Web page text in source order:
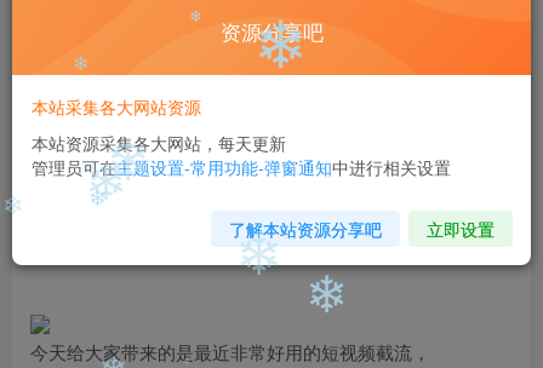
此内容为付费阅读，请付费后查看
黄金会员免费
您暂无购买权限，请先开通会员
开通会员
今天给大家带来的是最近非常好用的短视频截流，
资源分享吧
本站采集各大网站资源
本站资源采集各大网站，每天更新
管理员可在主题设置-常用功能-弹窗通知中进行相关设置
了解本站资源分享吧 立即设置
❄
❄
❄
❄
❄ ❄